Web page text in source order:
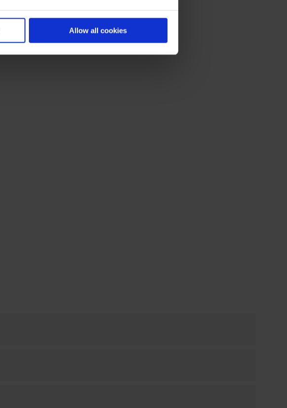
Allow all cookies